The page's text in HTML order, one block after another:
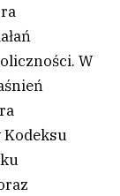
W
Kodeksu